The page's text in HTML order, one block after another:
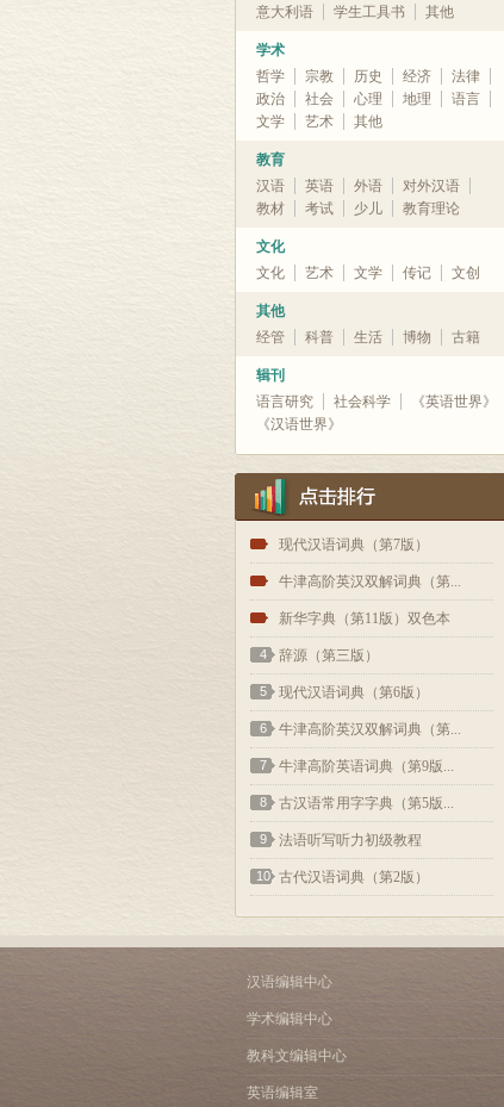
意大利语
学生工具书 其他
学术
哲学
宗教 历史 经济
法律
政治
社会 心理 地理
语言
文学
艺术 其他
教育
汉语
英语 外语
对外汉语
教材
考试 少儿 教育理论
文化
文化
艺术 文学 传记 文创
其他
经管
科普 生活 博物 古籍
辑刊
语言研究
社会科学
《英语世界》
《汉语世界》
1 现代汉语词典（第7版）
2 牛津高阶英汉双解词典（第...
3 新华字典（第11版）双色本
4 辞源（第三版）
5 现代汉语词典（第6版）
6 牛津高阶英汉双解词典（第...
7 牛津高阶英语词典（第9版...
8 古汉语常用字字典（第5版...
9 法语听写听力初级教程
10 古代汉语词典（第2版）
汉语编辑中心
学术编辑中心
教科文编辑中心
英语编辑室